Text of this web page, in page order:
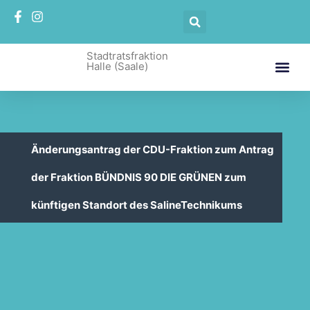
Stadtratsfraktion
Halle (Saale)
​Änderungsantrag der CDU-Fraktion zum Antrag
der Fraktion BÜNDNIS 90 DIE GRÜNEN zum
künftigen Standort des SalineTechnikums